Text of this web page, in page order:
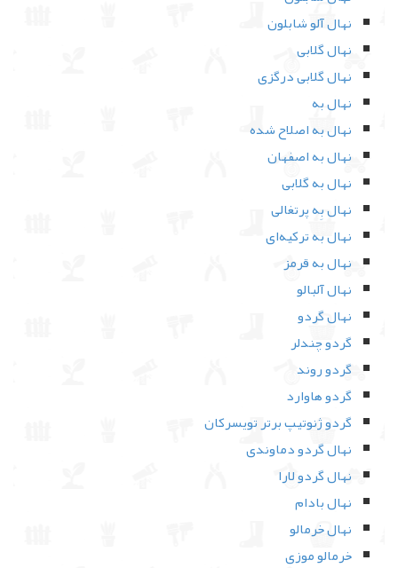
نهال آلو شابلون
نهال گلابی
نهال گلابی درگزی
نهال به
نهال به اصلاح شده
نهال به اصفهان
نهال به گلابی
نهال بِه پرتغالی
نهال به ترکیه‌ای
نهال به قرمز
نهال آلبالو
نهال گردو
گردو چندلر
گردو روند
گردو هاوارد
گردو ژنوتیپ برتر تویسرکان
نهال گردو دماوندی
نهال گردو لارا
نهال بادام
نهال خرمالو
خرمالو موزی